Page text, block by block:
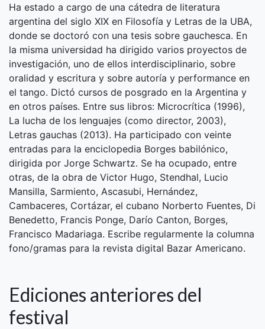
Ha estado a cargo de una cátedra de literatura
argentina del siglo XIX en Filosofía y Letras de la UBA,
donde se doctoró con una tesis sobre gauchesca. En
la misma universidad ha dirigido varios proyectos de
investigación, uno de ellos interdisciplinario, sobre
oralidad y escritura y sobre autoría y performance en
el tango. Dictó cursos de posgrado en la Argentina y
en otros países. Entre sus libros: Microcrítica (1996),
La lucha de los lenguajes (como director, 2003),
Letras gauchas (2013). Ha participado con veinte
entradas para la enciclopedia Borges babilónico,
dirigida por Jorge Schwartz. Se ha ocupado, entre
otras, de la obra de Victor Hugo, Stendhal, Lucio
Mansilla, Sarmiento, Ascasubi, Hernández,
Cambaceres, Cortázar, el cubano Norberto Fuentes, Di
Benedetto, Francis Ponge, Darío Canton, Borges,
Francisco Madariaga. Escribe regularmente la columna
fono/gramas para la revista digital Bazar Americano.
Ediciones anteriores del
festival